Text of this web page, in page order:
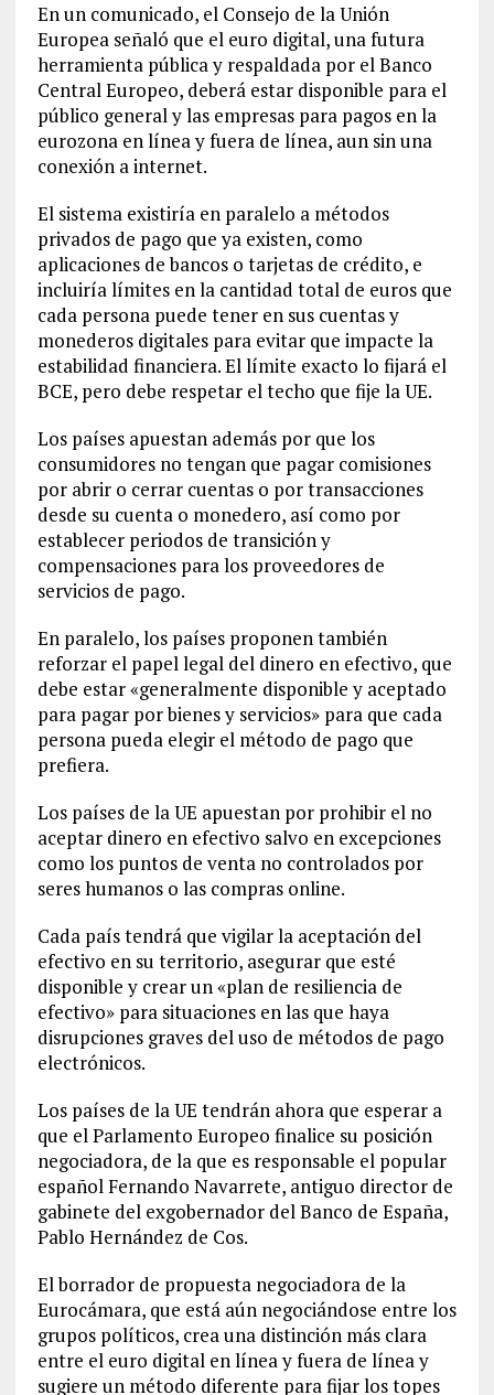
En un comunicado, el Consejo de la Unión
Europea señaló que el euro digital, una futura
herramienta pública y respaldada por el Banco
Central Europeo, deberá estar disponible para el
público general y las empresas para pagos en la
eurozona en línea y fuera de línea, aun sin una
conexión a internet.
El sistema existiría en paralelo a métodos
privados de pago que ya existen, como
aplicaciones de bancos o tarjetas de crédito, e
incluiría límites en la cantidad total de euros que
cada persona puede tener en sus cuentas y
monederos digitales para evitar que impacte la
estabilidad financiera. El límite exacto lo fijará el
BCE, pero debe respetar el techo que fije la UE.
Los países apuestan además por que los
consumidores no tengan que pagar comisiones
por abrir o cerrar cuentas o por transacciones
desde su cuenta o monedero, así como por
establecer periodos de transición y
compensaciones para los proveedores de
servicios de pago.
En paralelo, los países proponen también
reforzar el papel legal del dinero en efectivo, que
debe estar «generalmente disponible y aceptado
para pagar por bienes y servicios» para que cada
persona pueda elegir el método de pago que
prefiera.
Los países de la UE apuestan por prohibir el no
aceptar dinero en efectivo salvo en excepciones
como los puntos de venta no controlados por
seres humanos o las compras online.
Cada país tendrá que vigilar la aceptación del
efectivo en su territorio, asegurar que esté
disponible y crear un «plan de resiliencia de
efectivo» para situaciones en las que haya
disrupciones graves del uso de métodos de pago
electrónicos.
Los países de la UE tendrán ahora que esperar a
que el Parlamento Europeo finalice su posición
negociadora, de la que es responsable el popular
español Fernando Navarrete, antiguo director de
gabinete del exgobernador del Banco de España,
Pablo Hernández de Cos.
El borrador de propuesta negociadora de la
Eurocámara, que está aún negociándose entre los
grupos políticos, crea una distinción más clara
entre el euro digital en línea y fuera de línea y
sugiere un método diferente para fijar los topes